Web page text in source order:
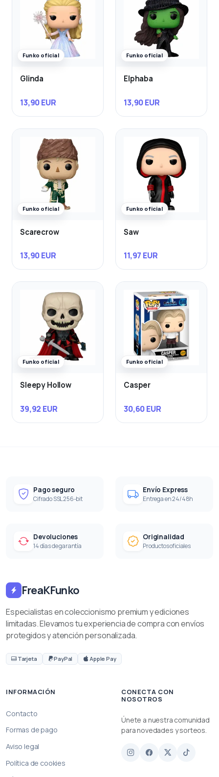
Funko oficial
Glinda
13,90 EUR
Funko oficial
Elphaba
13,90 EUR
Funko oficial
Scarecrow
13,90 EUR
Funko oficial
Saw
11,97 EUR
Funko oficial
Sleepy Hollow
39,92 EUR
Funko oficial
Casper
30,60 EUR
Pago seguro
Cifrado SSL 256-bit
Envío Express
Entrega en 24/48h
Devoluciones
14 días de garantía
Originalidad
Productos oficiales
FreaKFunko
Especialistas en coleccionismo premium y ediciones
limitadas. Elevamos tu experiencia de compra con envíos
protegidos y atención personalizada.
Tarjeta PayPal Apple Pay
INFORMACIÓN
Contacto
Formas de pago
Aviso legal
Política de cookies
CONECTA CON
NOSOTROS
Únete a nuestra comunidad
para novedades y sorteos.